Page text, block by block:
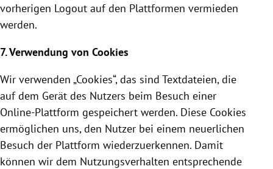
vorherigen Logout auf den Plattformen vermieden
werden.
7. Verwendung von Cookies
Wir verwenden „Cookies“, das sind Textdateien, die
auf dem Gerät des Nutzers beim Besuch einer
Online-Plattform gespeichert werden. Diese Cookies
ermöglichen uns, den Nutzer bei einem neuerlichen
Besuch der Plattform wiederzuerkennen. Damit
können wir dem Nutzungsverhalten entsprechende